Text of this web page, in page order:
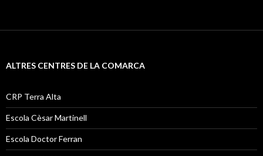
ALTRES CENTRES DE LA COMARCA
CRP Terra Alta
Escola Cèsar Martinell
Escola Doctor Ferran